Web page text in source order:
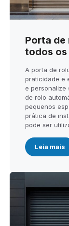
Porta de
todos
A porta de
praticidade e
e personalize
de rolo
pequenos
prática de
pode ser
Leia mais